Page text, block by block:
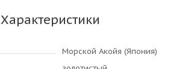
Характеристики
Морской Акойя (Япония)